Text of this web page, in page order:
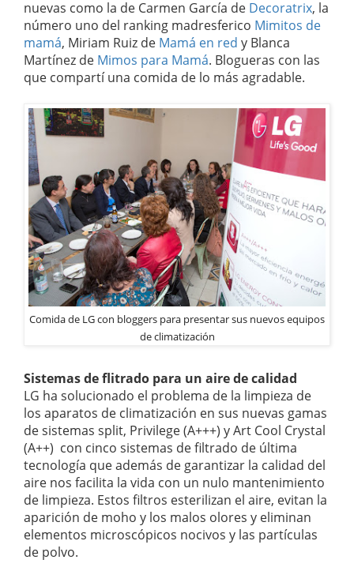
nuevas como la de Carmen García de Decoratrix, la
número uno del ranking madresferico Mimitos de
mamá, Miriam Ruiz de Mamá en red y Blanca
Martínez de Mimos para Mamá. Blogueras con las
que compartí una comida de lo más agradable.
Comida de LG con bloggers para presentar sus nuevos equipos
de climatización
Sistemas de flitrado para un aire de calidad
LG ha solucionado el problema de la limpieza de
los aparatos de climatización en sus nuevas gamas
de sistemas split, Privilege (A+++) y Art Cool Crystal
(A++) con cinco sistemas de filtrado de última
tecnología que además de garantizar la calidad del
aire nos facilita la vida con un nulo mantenimiento
de limpieza. Estos filtros esterilizan el aire, evitan la
aparición de moho y los malos olores y eliminan
elementos microscópicos nocivos y las partículas
de polvo.